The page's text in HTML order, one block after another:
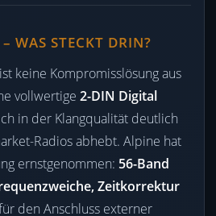
WAS STECKT DRIN?
keine Kompromisslösung aus
vollwertige 2-DIN Digital
in der Klangqualität deutlich
Radios abhebt. Alpine hat
ernstgenommen: 56-Band
Zeitkorrektur
den Anschluss externer